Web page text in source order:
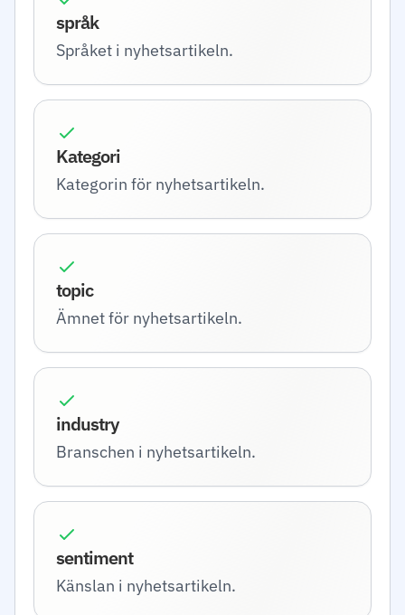
språk
Språket i nyhetsartikeln.
Kategori
Kategorin för nyhetsartikeln.
topic
Ämnet för nyhetsartikeln.
industry
Branschen i nyhetsartikeln.
sentiment
Känslan i nyhetsartikeln.